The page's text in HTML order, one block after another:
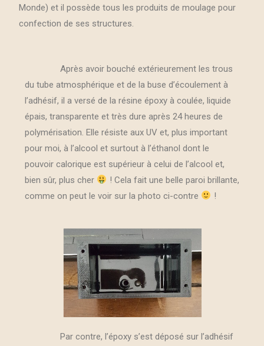
Monde) et il possède tous les produits de moulage pour
confection de ses structures.
Après avoir bouché extérieurement les trous
du tube atmosphérique et de la buse d’écoulement à
l’adhésif, il a versé de la résine époxy à coulée, liquide
épais, transparente et très dure après 24 heures de
polymérisation. Elle résiste aux UV et, plus important
pour moi, à l’alcool et surtout à l’éthanol dont le
pouvoir calorique est supérieur à celui de l’alcool et,
bien sûr, plus cher
! Cela fait une belle paroi brillante,
comme on peut le voir sur la photo ci-contre
!
Par contre, l’époxy s’est déposé sur l’adhésif